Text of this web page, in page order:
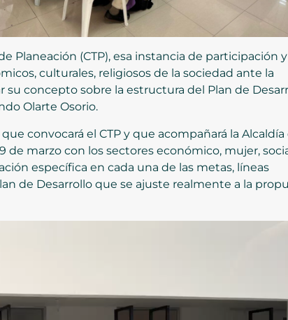
Planeación (CTP), esa instancia de participación
culturales, religiosos de la sociedad ante la
concepto sobre la estructura del Plan de
Olarte Osorio.
convocará el CTP y que acompañará la Alcaldía
de marzo con los sectores económico, mujer,
específica en cada una de las metas, líneas
de Desarrollo que se ajuste realmente a la